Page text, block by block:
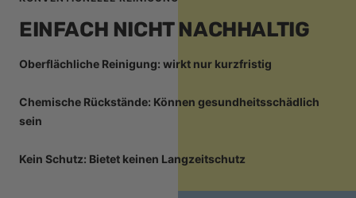
EINFACH NICHT NACHHALTIG
Oberflächliche Reinigung: wirkt nur kurzfristig
Chemische Rückstände: Können gesundheitsschädlich
sein
Kein Schutz: Bietet keinen Langzeitschutz